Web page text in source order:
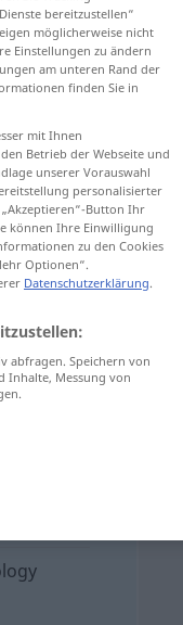
bereitzustellen“
möglicherweise nicht
Einstellungen zu ändern
am unteren Rand der
finden Sie in
mit Ihnen
Betrieb der Webseite und
unserer Vorauswahl
personalisierter
Button Ihr
können Ihre Einwilligung
zu den Cookies
Optionen“.
Datenschutzerklärung.
abfragen. Speichern von
Inhalte, Messung von